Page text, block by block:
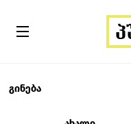
გინება